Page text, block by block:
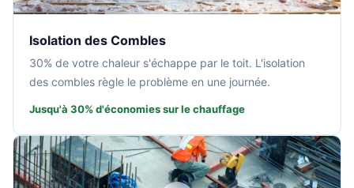
Isolation des Combles
30% de votre chaleur s'échappe par le toit. L'isolation
des combles règle le problème en une journée.
Jusqu'à 30% d'économies sur le chauffage